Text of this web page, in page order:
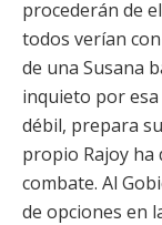
procederán de
todos verían
de una Susana
inquieto por
débil, prepara
propio Rajoy ha
combate. Al
de opciones en